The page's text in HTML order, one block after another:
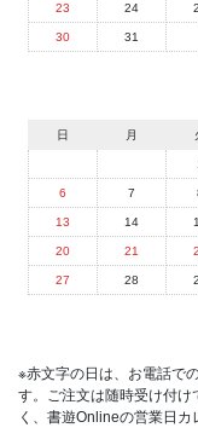
23 24
30 31
日 月
6 7
13 14
20 21
27 28
※赤文字の日は、お電話で
す。ご注文は随時受け付け
く、書遊Onlineの営業日カ